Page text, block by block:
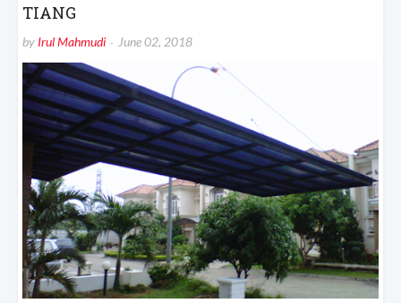
TIANG
by Irul Mahmudi June 02, 2018